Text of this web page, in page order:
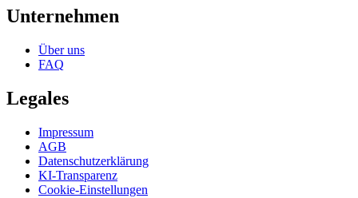
Unternehmen
Über uns
FAQ
Legales
Impressum
AGB
Datenschutzerklärung
KI-Transparenz
Cookie-Einstellungen